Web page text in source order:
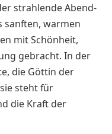
strahlende Abend-
sanften, warmen
mit Schönheit,
gebracht. In der
die Göttin der
steht für
die Kraft der